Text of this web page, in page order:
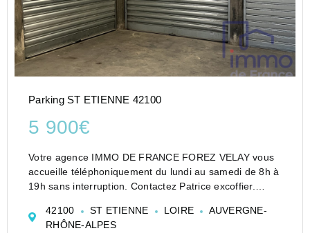
Parking ST ETIENNE 42100
5 900€
Votre agence IMMO DE FRANCE FOREZ VELAY vous
accueille téléphoniquement du lundi au samedi de 8h à
19h sans interruption. Contactez Patrice excoffier.
Dans petite copropriété garage fermé de 14 m2 si...
42100 ST ETIENNE LOIRE
AUVERGNE-
RHÔNE-ALPES